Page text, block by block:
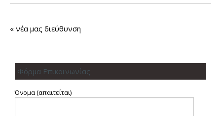
« νέα μας διεύθυνση
Φόρμα Επικοινωνίας
Όνομα (απαιτείται)